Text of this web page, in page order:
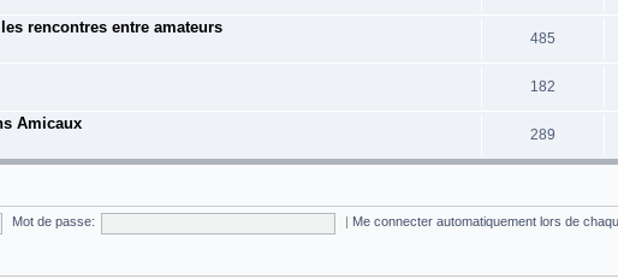
rencontres entre amateurs
485
182
Amicaux
289
Mot de passe: Me connecter automatiquement lors de